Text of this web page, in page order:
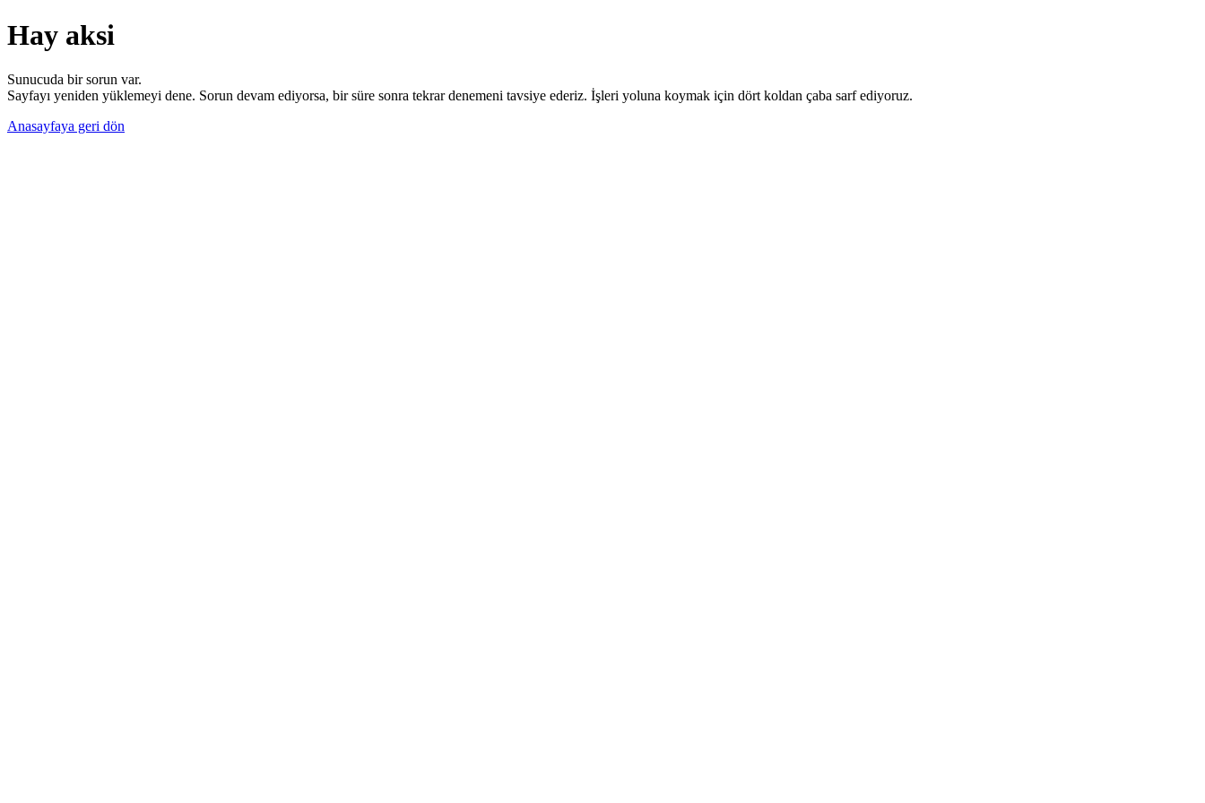
Hay aksi
Sunucuda bir sorun var.
Sayfayı yeniden yüklemeyi dene. Sorun devam ediyorsa, bir süre sonra tekrar denemeni tavsiye ederiz. İşleri yoluna koymak için dört koldan çaba sarf ediyoruz.
Anasayfaya geri dön